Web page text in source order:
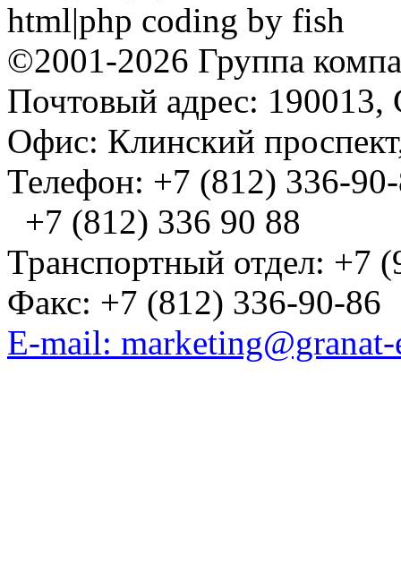
html|php coding by fish
©2001-2026 Группа
Почтовый адрес: 190013,
Офис: Клинский
Телефон: +7 (812) 336-
+7 (812) 336 90 88
Транспортный отдел: +7
Факс: +7 (812) 336-90-86
E-mail: